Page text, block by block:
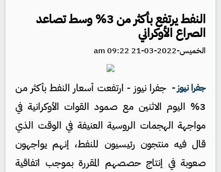
النفط يرتفع بأكثر من 3% وسط تصاعد
الصراع الأوكراني
الخميس-2022-03-21 09:22 am
جفرا نيوز - جفرا نيوز - ارتفعت أسعار النفط بأكثر من
3% اليوم الاثنين مع صمود القوات الأوكرانية في
مواجهة الهجمات الروسية العنيفة في الوقت الذي
قال فيه منتجون رئيسيون للنفط، إنهم يواجهون
صعوبة في إنتاج حصصهم المقررة بموجب اتفاقية